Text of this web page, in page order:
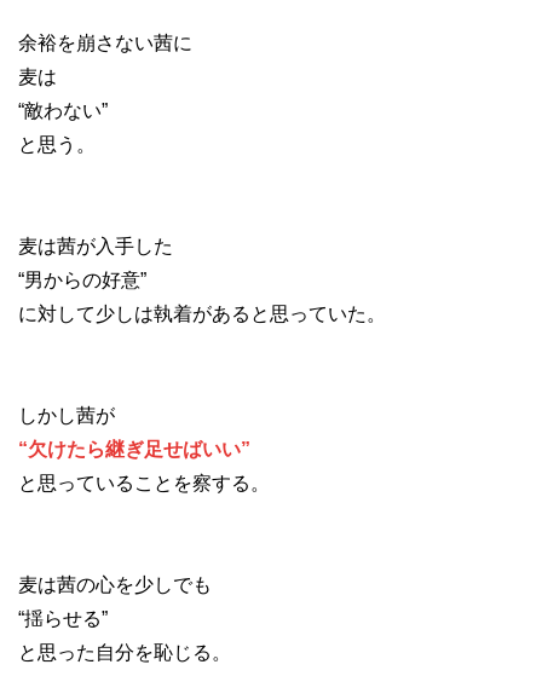
余裕を崩さない茜に
麦は
“敵わない”
と思う。
麦は茜が入手した
“男からの好意”
に対して少しは執着があると思っていた。
しかし茜が
“欠けたら継ぎ足せばいい”
と思っていることを察する。
麦は茜の心を少しでも
“揺らせる”
と思った自分を恥じる。